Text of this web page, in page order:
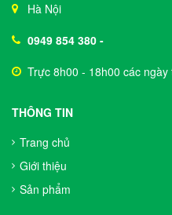
Hà Nội
0949 854 380 -
Trực 8h00 - 18h00 các
THÔNG TIN
Trang chủ
Giới thiệu
Sản phẩm